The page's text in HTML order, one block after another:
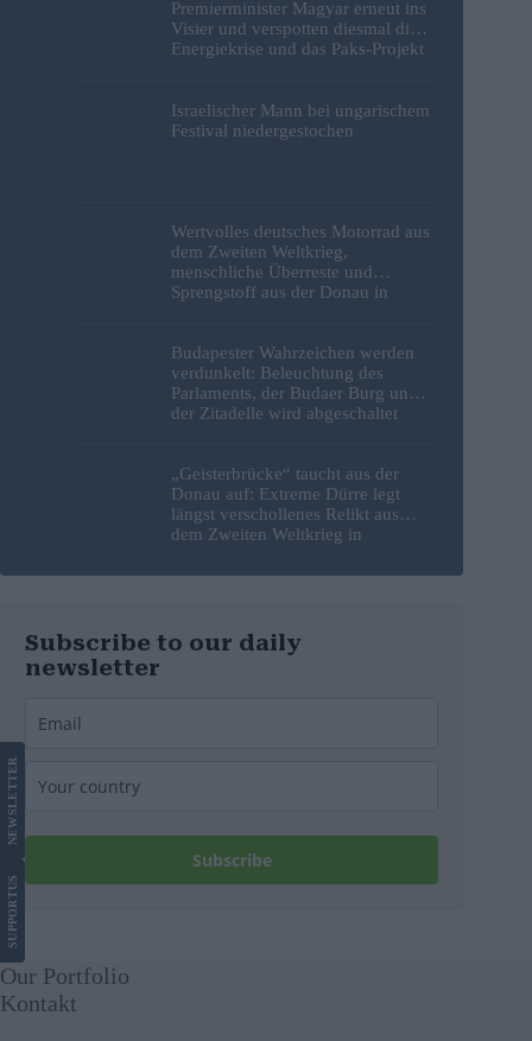
Premierminister Magyar erneut ins
Visier und verspotten diesmal die
Energiekrise und das Paks-Projekt
Israelischer Mann bei ungarischem
Festival niedergestochen
Wertvolles deutsches Motorrad aus
dem Zweiten Weltkrieg,
menschliche Überreste und
Sprengstoff aus der Donau in
Budapester Wahrzeichen werden
verdunkelt: Beleuchtung des
Parlaments, der Budaer Burg und
der Zitadelle wird abgeschaltet
„Geisterbrücke“ taucht aus der
Donau auf: Extreme Dürre legt
längst verschollenes Relikt aus
dem Zweiten Weltkrieg in
Subscribe to our daily
newsletter
Subscribe
SUPPORT
US
NEWS
LETTER
Our Portfolio
Kontakt